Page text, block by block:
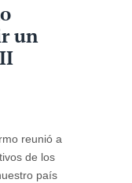
un
reunió a
de los
país